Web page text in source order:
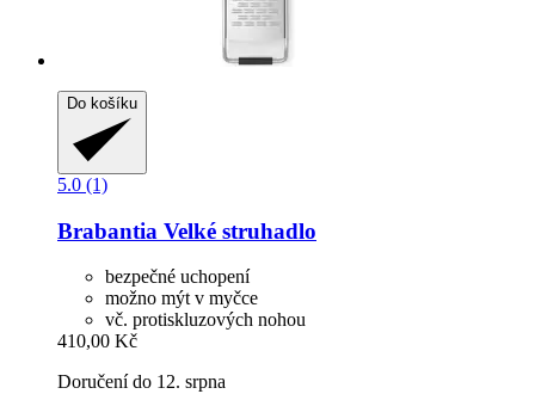
Do košíku
5.0 (1)
Brabantia Velké struhadlo
bezpečné uchopení
možno mýt v myčce
vč. protiskluzových nohou
410,00 Kč
Doručení do 12. srpna